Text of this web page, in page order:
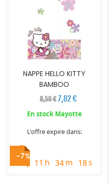
NAPPE HELLO KITTY
BAMBOO
8,50 € 7,82 €
En stock Mayotte
L'offre expire dans:
timer
11 h 34m 17s
-7%